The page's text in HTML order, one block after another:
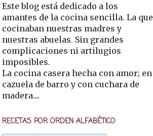
Este blog está dedicado a los
amantes de la cocina sencilla. La que
cocinaban nuestras madres y
nuestras abuelas. Sin grandes
complicaciones ni artilugios
imposibles.
La cocina casera hecha con amor; en
cazuela de barro y con cuchara de
madera....
RECETAS POR ORDEN ALFABÉTICO